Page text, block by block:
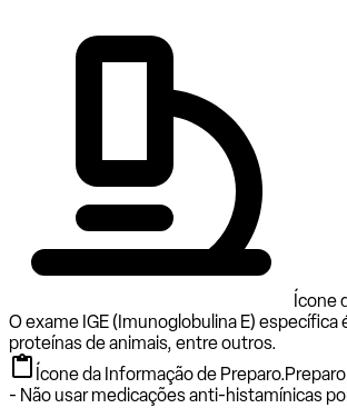
Ícone
O exame IGE (Imunoglobulina E)
proteínas de animais, entre outros.
Ícone da Informação de Preparo.Preparo
- Não usar medicações anti-histamínicas